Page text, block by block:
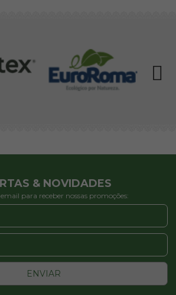
& NOVIDADES
para receber nossas promoções:
ENVIAR